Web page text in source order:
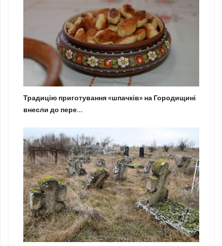
Традицію приготування «шпачків» на Городищині
внесли до пере...